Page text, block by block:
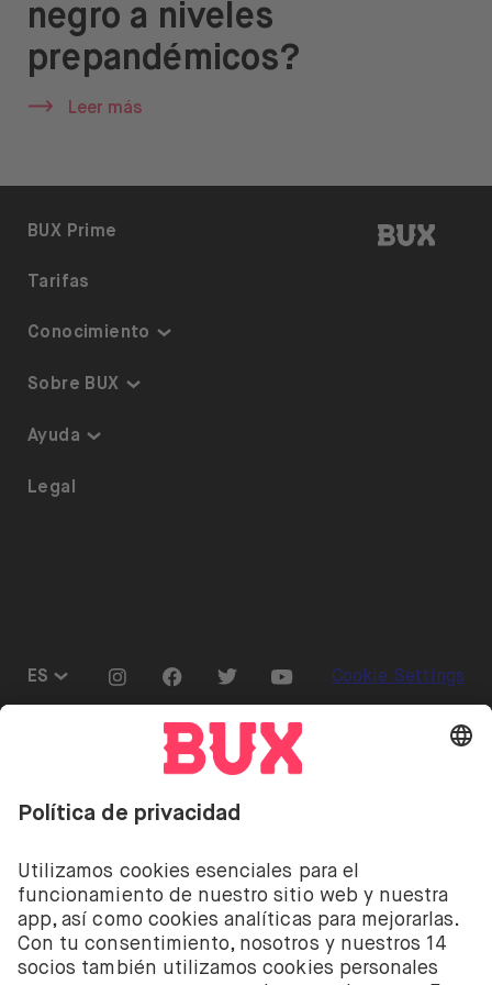
Ayuda
ES
Abrir menú de idiomas
negro a niveles
prepandémicos?
Leer más
BUX |
BUX Prime
Tarifas
Conocimiento
Inversiones temáticas
Calendario de dividendos
Sobre BUX
Garantía y Seguridad
Ayuda
Accesibilidad
Legal
ES
Abrir menú de idiomas
Go to "Instagram"
Go to "Facebook"
Go to "Twitter"
Go to "Youtube"
Cookie Settings
Invertir conlleva riesgos. Puedes perder tu depósito.
Invertir conlleva el riesgo de perder el dinero
ETF de BUX son proporcionados por la empresa
holandesa BUX B.V. BUX B.V. está registrada en la
Cámara de Comercio de Ámsterdam con el número
58403949. BUX B.V. está autorizada y regulada por la
Autoridad Financiera de los Mercados de los Países